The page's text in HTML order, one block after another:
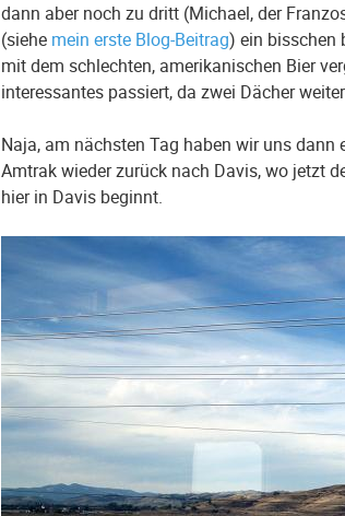
dann aber noch zu dritt (Michael, der
(siehe mein erste Blog-Beitrag) ein bisschen
mit dem schlechten, amerikanischen Bier
interessantes passiert, da zwei Dächer
Naja, am nächsten Tag haben wir uns
Amtrak wieder zurück nach Davis, wo jetzt
hier in Davis beginnt.